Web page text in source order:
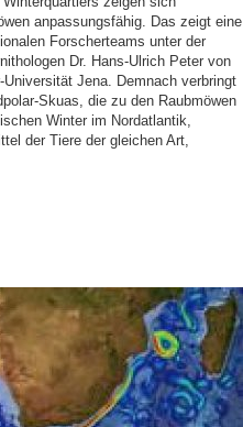
anpassungsfähig. Das zeigt eine
Forscherteams unter der
Dr. Hans-Ulrich Peter von
Universität Jena. Demnach verbringt
Skuas, die zu den Raubmöwen
Winter im Nordatlantik,
der Tiere der gleichen Art,